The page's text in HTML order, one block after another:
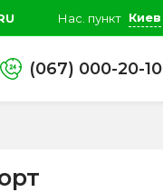
Нас. пункт Киев
(067) 000-20-10